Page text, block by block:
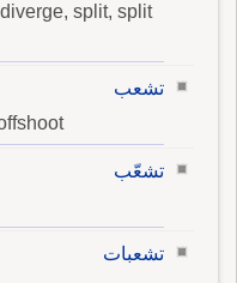
split, split
تشعب
تشعّب
تشعبات